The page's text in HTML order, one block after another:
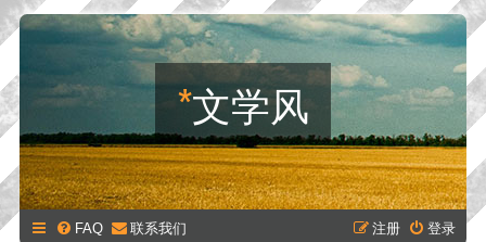
*文学风
FAQ 联系我们 登录
注册